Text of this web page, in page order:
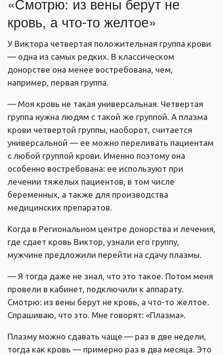
кровь, а что-то желтое»
У Виктора четвертая положительная группа крови
— одна из самых редких. В классическом
донорстве она менее востребована, чем,
например, первая группа.
— Моя кровь не такая универсальная. Четвертая
группа нужна людям с такой же группой. А плазма
крови четвертой группы, наоборот, считается
универсальной — ее можно переливать пациентам
с любой группой крови. Именно поэтому она
особенно востребована: ее используют при
лечении тяжелых пациентов, в том числе
беременных, а также для производства
медицинских препаратов.
Когда в Региональном центре донорства и лечения,
где сдает кровь Виктор, узнали его группу,
мужчине предложили перейти на сдачу плазмы.
— Я тогда даже не знал, что это такое. Потом меня
провели в кабинет, подключили к аппарату.
Смотрю: из вены берут не кровь, а что-то желтое.
Спрашиваю, что это. Мне говорят: «Плазма».
Плазму можно сдавать чаще — раз в две недели,
тогда как кровь — примерно раз в два месяца. Это